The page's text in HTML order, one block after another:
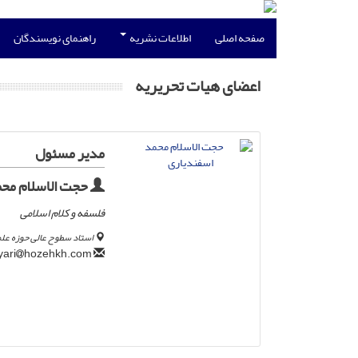
صفحه اصلی اطلاعات نشریه راهنمای نویسندگان
اعضای هیات تحریریه
مدیر مسئول
حجت الاسلام
فلسفه و کلام اسلامی
استاد سطوح عالی حوزه
hozehkh.com